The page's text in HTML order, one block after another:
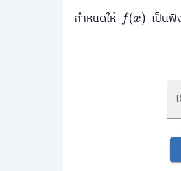
กำหนดให้ f(x) เป็น